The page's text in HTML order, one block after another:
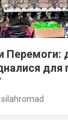
Перемоги:
для
silahromad